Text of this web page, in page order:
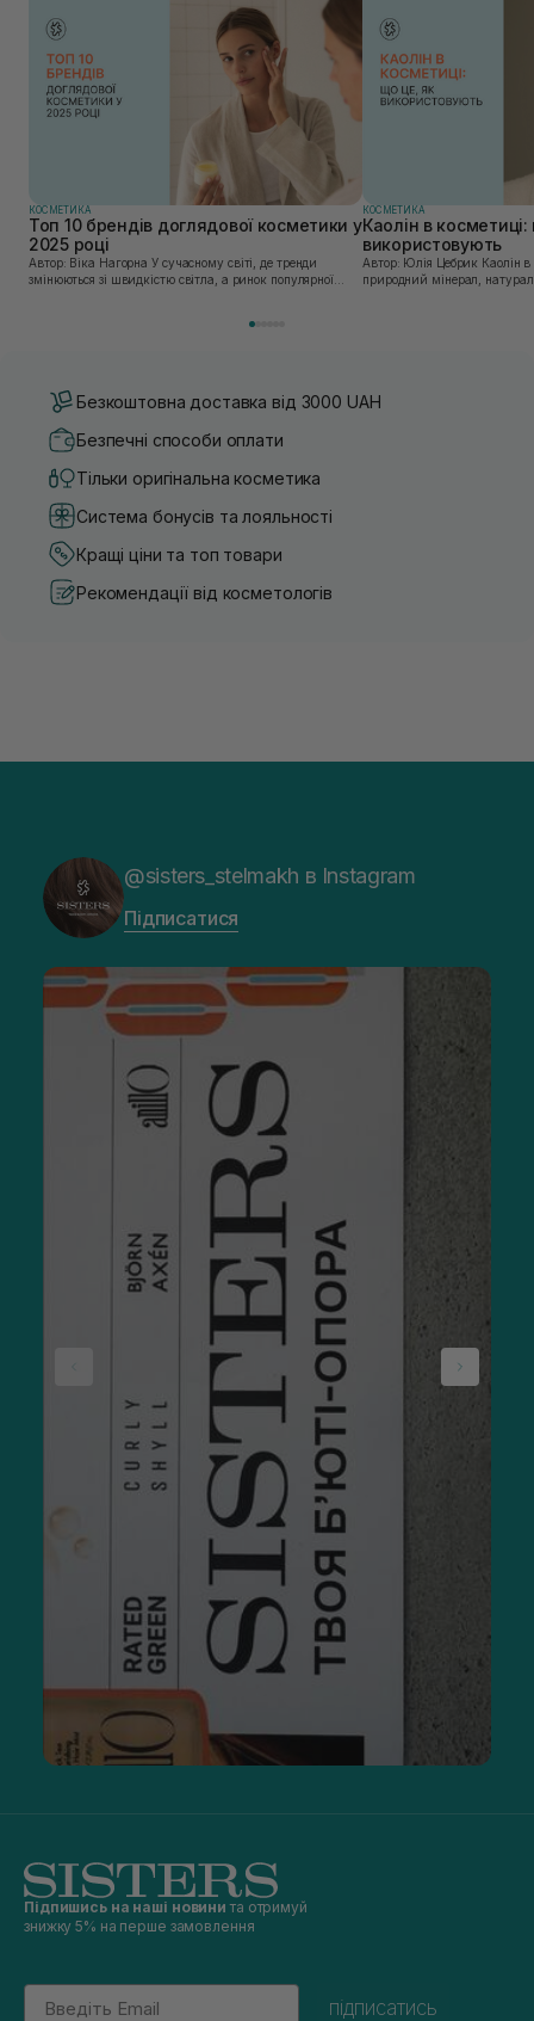
КОСМЕТИКА
Топ 10 брендів доглядової косметики у
2025 році
Автор: Віка Нагорна У сучасному світі, де тренди
змінюються зі швидкістю світла, а ринок популярної
КОСМЕТИКА
Каолін в
використовують
Автор: Юлія Цебрик Каолін в косметології – це
природний мінерал,
Безкоштовна доставка від 3000 UAH
Безпечні способи оплати
Тільки оригінальна косметика
Система бонусів та лояльності
Кращі ціни та топ товари
Рекомендації від косметологів
@sisters_stelmakh в Instagram
Підписатися
Підпишись на наші новини та отримуй
знижку 5% на перше замовлення
Email
підписатись